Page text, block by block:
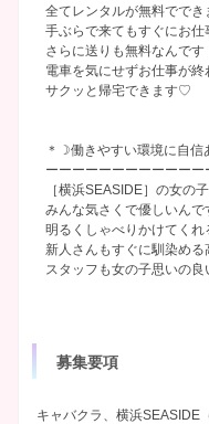
全てレンタルが無料ででき
手ぶらで来てもすぐにお
さらに送りも無料なんです
電車を気にせずお仕事が終
サクッと帰宅できます♡
＊☽働きやすい環境に自信
ーーーーーーーーーーーー
［横浜SEASIDE］の女の
みんな気さくで優しいん
明るくしゃべりかけてくれ
新人さんもすぐに馴染め
スタッフも女の子思いの良
募集要項
キャバクラ、横浜SEASIDE